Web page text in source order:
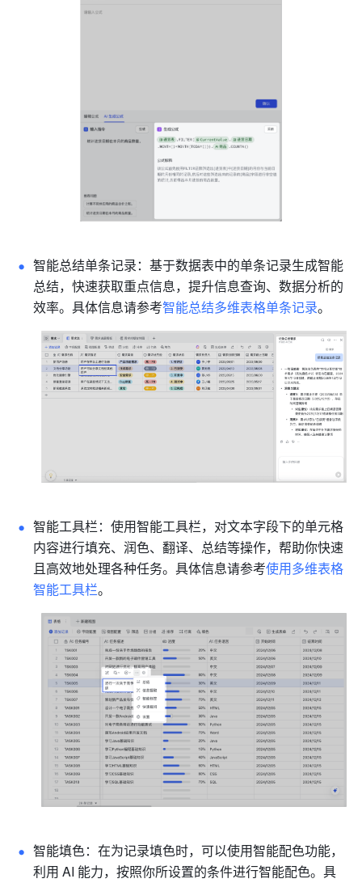
智能总结单条记录：基于数据表中的单条记录生成智能
总结，快速获取重点信息，提升信息查询、数据分析的
效率。具体信息请参考智能总结多维表格单条记录。
智能工具栏：使用智能工具栏，对文本字段下的单元格
内容进行填充、润色、翻译、总结等操作，帮助你快速
且高效地处理各种任务。具体信息请参考使用多维表格
智能工具栏。
智能填色：在为记录填色时，可以使用智能配色功能，
利用 AI 能力，按照你所设置的条件进行智能配色。具